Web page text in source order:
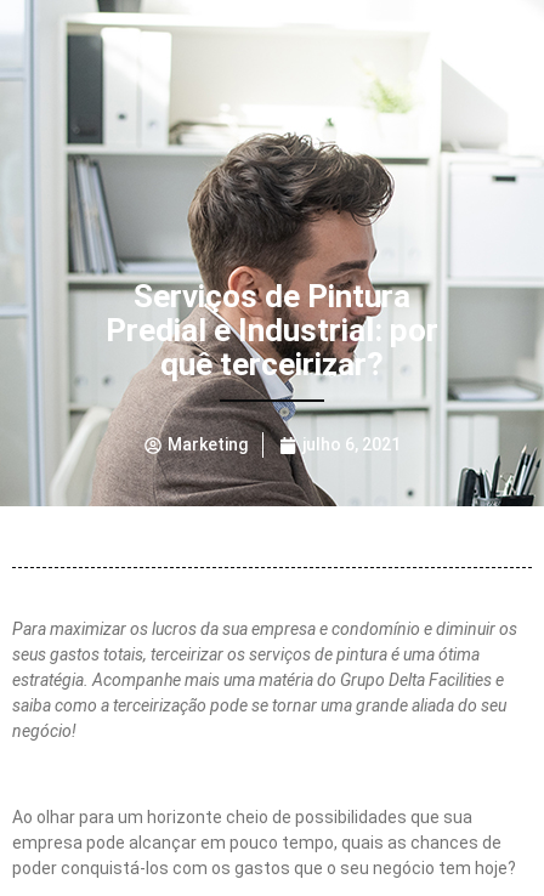
Serviços de Pintura
Predial e Industrial: por
quê terceirizar?
Marketing julho 6, 2021
Para maximizar os lucros da sua empresa e condomínio e diminuir os
seus gastos totais, terceirizar os serviços de pintura é uma ótima
estratégia. Acompanhe mais uma matéria do Grupo Delta Facilities e
saiba como a terceirização pode se tornar uma grande aliada do seu
negócio!
Ao olhar para um horizonte cheio de possibilidades que sua
empresa pode alcançar em pouco tempo, quais as chances de
poder conquistá-los com os gastos que o seu negócio tem hoje?